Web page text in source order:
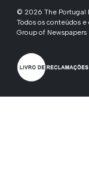
© 2026 The Portugal
Todos os conteúdos
Group of Newspapers